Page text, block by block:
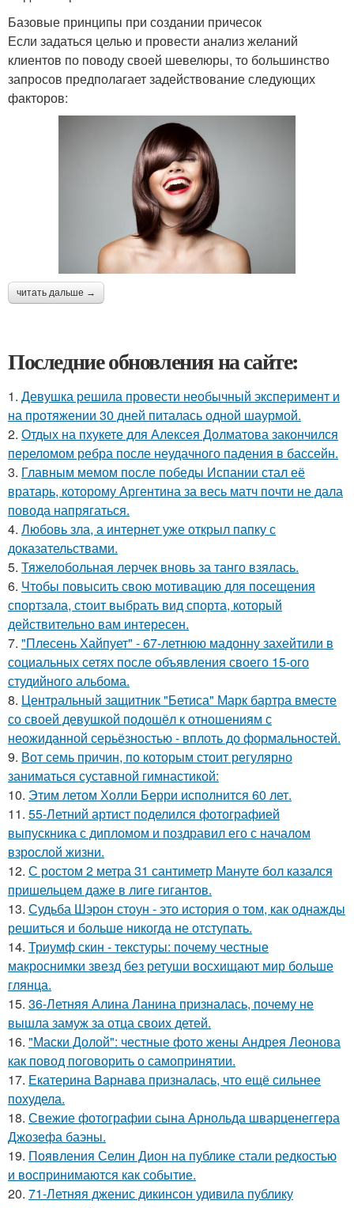
Базовые принципы при создании причесок
Если задаться целью и провести анализ желаний
клиентов по поводу своей шевелюры, то большинство
запросов предполагает задействование следующих
факторов:
читать дальше →
Последние обновления на сайте:
1. Девушка решила провести необычный эксперимент и
на протяжении 30 дней питалась одной шаурмой.
2. Отдых на пхукете для Алексея Долматова закончился
переломом ребра после неудачного падения в бассейн.
3. Главным мемом после победы Испании стал её
вратарь, которому Аргентина за весь матч почти не дала
повода напрягаться.
4. Любовь зла, а интернет уже открыл папку с
доказательствами.
5. Тяжелобольная лерчек вновь за танго взялась.
6. Чтобы повысить свою мотивацию для посещения
спортзала, стоит выбрать вид спорта, который
действительно вам интересен.
7. "Плесень Хайпует" - 67-летнюю мадонну захейтили в
социальных сетях после объявления своего 15-ого
студийного альбома.
8. Центральный защитник "Бетиса" Марк бартра вместе
со своей девушкой подошёл к отношениям с
неожиданной серьёзностью - вплоть до формальностей.
9. Вот семь причин, по которым стоит регулярно
заниматься суставной гимнастикой:
10. Этим летом Холли Берри исполнится 60 лет.
11. 55-Летний артист поделился фотографией
выпускника с дипломом и поздравил его с началом
взрослой жизни.
12. С ростом 2 метра 31 сантиметр Мануте бол казался
пришельцем даже в лиге гигантов.
13. Судьба Шэрон стоун - это история о том, как однажды
решиться и больше никогда не отступать.
14. Триумф скин - текстуры: почему честные
макроснимки звезд без ретуши восхищают мир больше
глянца.
15. 36-Летняя Алина Ланина призналась, почему не
вышла замуж за отца своих детей.
16. "Маски Долой": честные фото жены Андрея Леонова
как повод поговорить о самопринятии.
17. Екатерина Варнава призналась, что ещё сильнее
похудела.
18. Свежие фотографии сына Арнольда шварценеггера
Джозефа баэны.
19. Появления Селин Дион на публике стали редкостью
и воспринимаются как событие.
20. 71-Летняя дженис дикинсон удивила публику